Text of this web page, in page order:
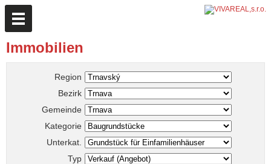
Immobilien
Region
Bezirk
Gemeinde
Kategorie
Unterkat.
Typ